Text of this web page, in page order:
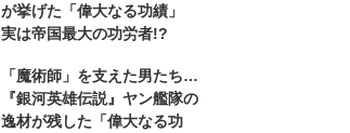
が挙げた「偉大なる功績」
実は帝国最大の功労者!?
「魔術師」を支えた男たち…
『銀河英雄伝説』ヤン艦隊の
逸材が残した「偉大なる功